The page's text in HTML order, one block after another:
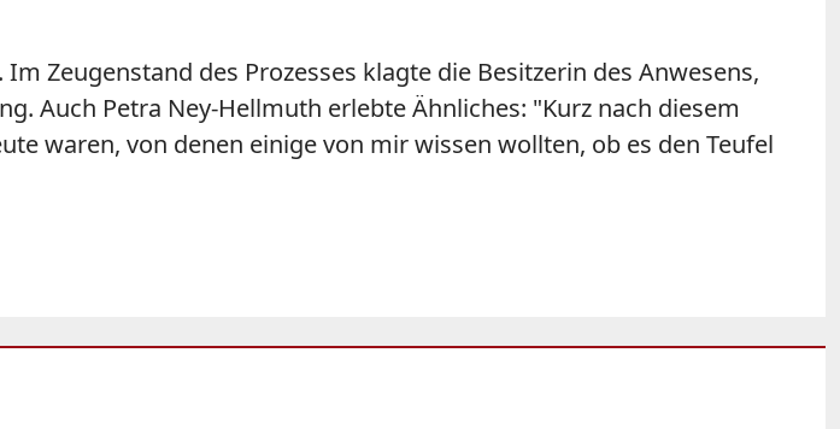
Zeugenstand des Prozesses klagte die Besitzerin des Anwesens,
Auch Petra Ney-Hellmuth erlebte Ähnliches: "Kurz nach diesem
waren, von denen einige von mir wissen wollten, ob es den Teufel